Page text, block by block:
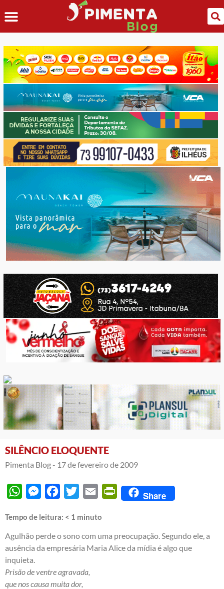
SILÊNCIO ELOQUENTE
Pimenta Blog - 17 de fevereiro de 2009
WhatsAppMessengerFacebook
Twitter Email PrintFriendly
Share
Tempo de leitura: < 1 minuto
Agulhão perde o sono com uma preocupação. Segundo ele, a
ausência da empresária Maria Alice da mídia é algo que
inquieta.
Prisão de ventre agravada,
que nos causa muita dor,